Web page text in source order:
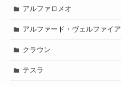
アルファロメオ
アルファード・ヴェルファイア
クラウン
テスラ